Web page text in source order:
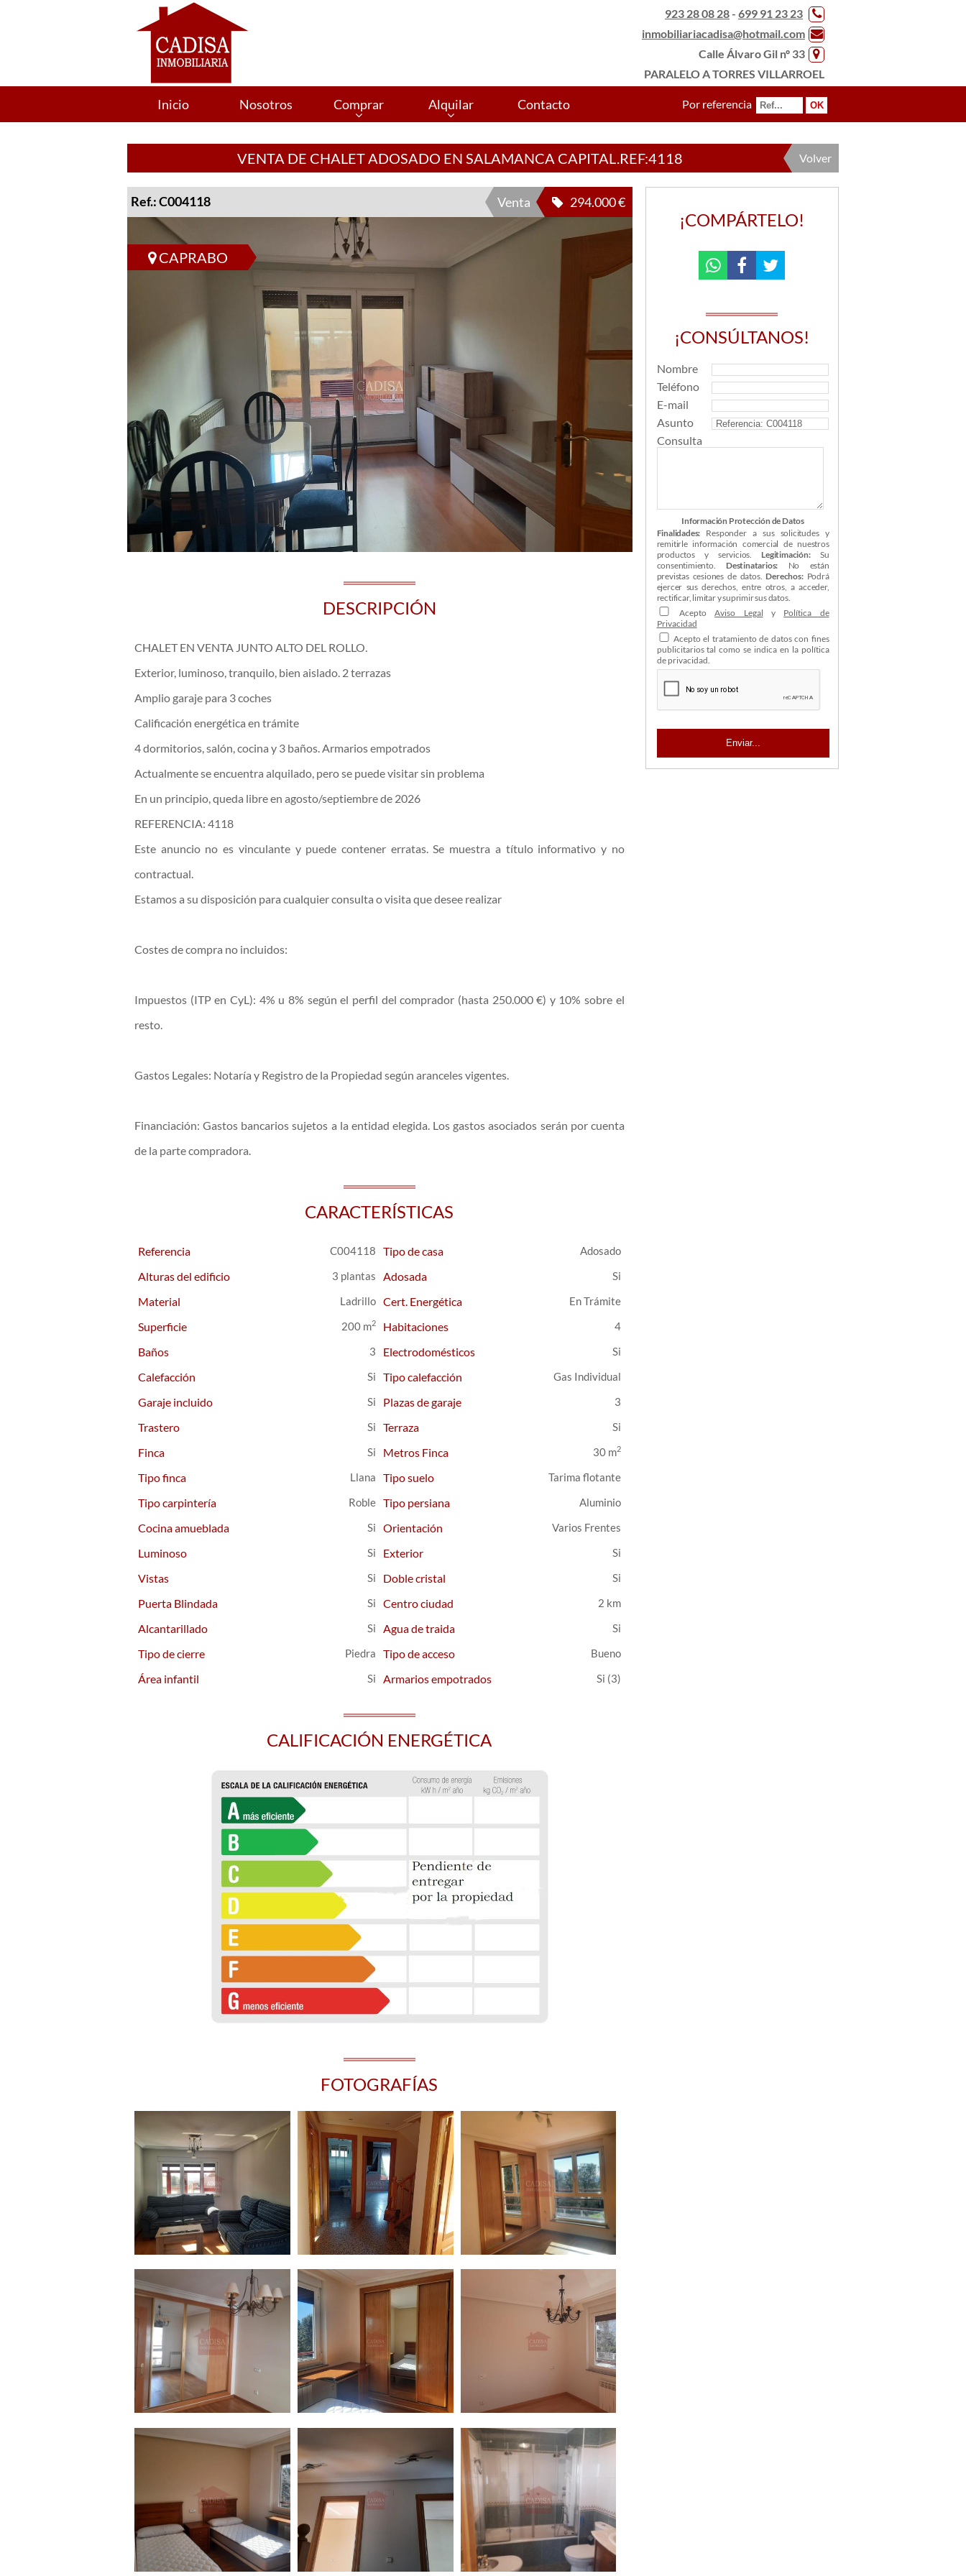
923 28 08 28- 699 91 23 23
inmobiliariacadisa@hotmail.com
Calle Álvaro Gil nº 33
PARALELO A TORRES VILLARROEL
Inicio Nosotros Comprar Alquilar Contacto Por referencia
VENTA DE CHALET ADOSADO EN SALAMANCA CAPITAL.REF:4118 Volver
Ref.: C004118 Venta 294.000 €
CAPRABO
DESCRIPCIÓN
CHALET EN VENTA JUNTO ALTO DEL ROLLO.
Exterior, luminoso, tranquilo, bien aislado. 2 terrazas
Amplio garaje para 3 coches
Calificación energética en trámite
4 dormitorios, salón, cocina y 3 baños. Armarios empotrados
Actualmente se encuentra alquilado, pero se puede visitar sin problema
En un principio, queda libre en agosto/septiembre de 2026
REFERENCIA: 4118
Este anuncio no es vinculante y puede contener erratas. Se muestra a título informativo y no
contractual.
Estamos a su disposición para cualquier consulta o visita que desee realizar
Costes de compra no incluidos:
Impuestos (ITP en CyL): 4% u 8% según el perfil del comprador (hasta 250.000 €) y 10% sobre el
resto.
Gastos Legales: Notaría y Registro de la Propiedad según aranceles vigentes.
Financiación: Gastos bancarios sujetos a la entidad elegida. Los gastos asociados serán por cuenta
de la parte compradora.
CARACTERÍSTICAS
Referencia C004118 Tipo de casa Adosado
Alturas del edificio 3 plantas
Adosada
Material
Ladrillo Cert. Energética En Trámite
Superficie 200 m2 Habitaciones 4
Baños 3
Electrodomésticos
Calefacción
Tipo calefacción Gas Individual
Garaje incluido Plazas de garaje 3
Trastero
Terraza
Finca
Metros Finca 30 m2
Tipo finca Llana Tipo suelo Tarima flotante
Tipo carpintería Roble Tipo persiana Aluminio
Cocina amueblada Orientación Varios Frentes
Luminoso
Exterior
Vistas
Doble cristal
Puerta Blindada
Centro ciudad 2 km
Alcantarillado
Agua de traida
Tipo de cierre
Piedra Tipo de acceso Bueno
Área infantil Armarios empotrados (3)
CALIFICACIÓN ENERGÉTICA
FOTOGRAFÍAS
¡COMPÁRTELO!
¡CONSÚLTANOS!
Nombre
Teléfono
E-mail
Asunto
Consulta
Información Protección de Datos
Finalidades: Responder a sus solicitudes y
remitirle información comercial de nuestros
productos y servicios. Legitimación:Su
consentimiento. Destinatarios: No están
previstas cesiones de datos. Derechos:Podrá
ejercer sus derechos, entre otros, a acceder,
rectificar, limitar y suprimir sus datos.
AceptoAviso Legal y Política de
Privacidad
Acepto el tratamiento de datos con fines
publicitarios tal como se indica en la política
de privacidad.